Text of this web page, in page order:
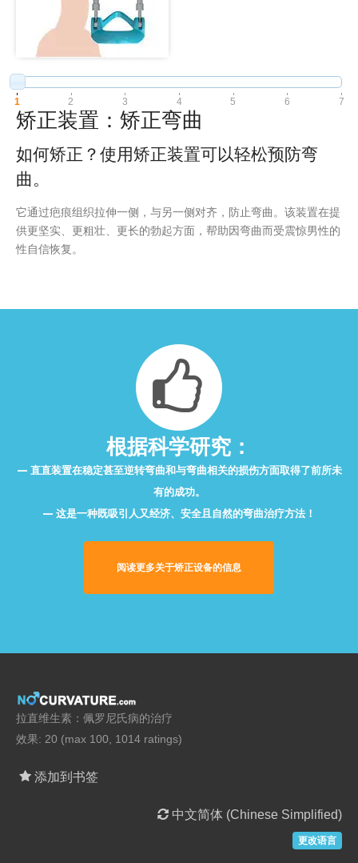
1 2 3 4 5 6 7
矫正装置：矫正弯曲
如何矫正？使用矫正装置可以轻松预防弯
曲。
它通过疤痕组织拉伸一侧，与另一侧对齐，防止弯曲。该装置在提
供更坚实、更粗壮、更长的勃起方面，帮助因弯曲而受震惊男性的
性自信恢复。
根据科学研究：
直直装置在稳定甚至逆转弯曲和与弯曲相关的损伤方面取得了前所未
有的成功。
这是一种既吸引人又经济、安全且自然的弯曲治疗方法！
阅读更多关于矫正设备的信息
拉直维生素：佩罗尼氏病的治疗
效果: 20 (max 100, 1014 ratings)
添加到书签
中文简体 (Chinese Simplified)
更改语言